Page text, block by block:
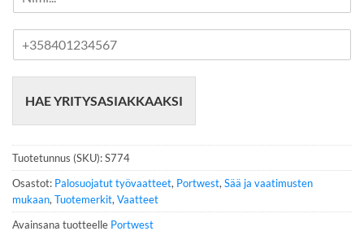
n
u
m
e
r
o
HAE YRITYSASIAKKAAKSI
Tuotetunnus (SKU):S774
Osastot: Palosuojatut työvaatteet, Portwest, Sää ja vaatimusten
mukaan, Tuotemerkit, Vaatteet
Avainsana tuotteelle Portwest